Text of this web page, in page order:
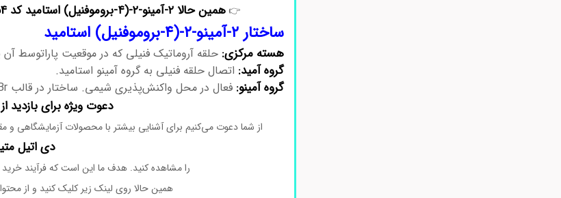
👉 همین حالا ۲-آمینو-۲-(۴-بروموفنیل) استامید کد
ساختار ۲-آمینو-۲-(۴-بروموفنیل) استامید
هسته مرکزی: حلقه آروماتیک فنیلی که در موقعیت پاراتوسط آن
گروه آمید: اتصال حلقه فنیلی به گروه آمینو استامید.
گروه آمینو: فعال در محل واکنش‌پذیری شیمی. ساختار در قالب SMILES: C1=CC(=CC=C1C(C(=O)N)N)Br ثبت شده است.
دعوت ویژه برای بازدید
از شما دعوت می‌کنیم برای آشنایی بیشتر با محصولات
دی اتیل
را مشاهده کنید. هدف ما این است که فرآیند خرید
همین حالا روی لینک زیر کلیک کنید و از